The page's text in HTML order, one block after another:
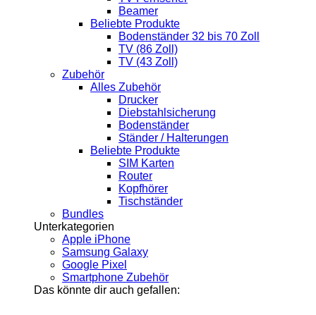
Beamer
Beliebte Produkte
Bodenständer 32 bis 70 Zoll
TV (86 Zoll)
TV (43 Zoll)
Zubehör
Alles Zubehör
Drucker
Diebstahlsicherung
Bodenständer
Ständer / Halterungen
Beliebte Produkte
SIM Karten
Router
Kopfhörer
Tischständer
Bundles
Unterkategorien
Apple iPhone
Samsung Galaxy
Google Pixel
Smartphone Zubehör
Das könnte dir auch gefallen: